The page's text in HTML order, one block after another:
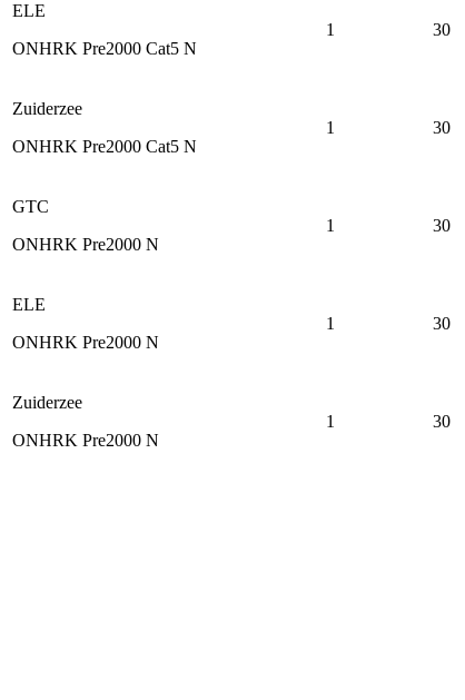
ELE
ONHRK Pre2000 Cat5 N
1 30
Zuiderzee
ONHRK Pre2000 Cat5 N
1 30
GTC
ONHRK Pre2000 N
1 30
ELE
ONHRK Pre2000 N
1 30
Zuiderzee
ONHRK Pre2000 N
1 30